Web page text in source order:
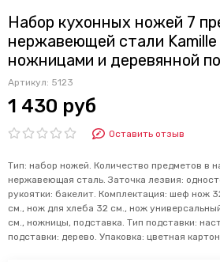
Набор кухонных ножей 7
нержавеющей стали Kamille
ножницами и деревянной
Артикул: 5123
1 430 руб
Оставить отзыв
Тип: набор ножей. Количество предметов в
нержавеющая сталь. Заточка лезвия:
рукоятки: бакелит. Комплектация: шеф нож
см., нож для хлеба 32 см., нож
см., ножницы, подставка. Тип подставки:
подставки: дерево. Упаковка: цветная